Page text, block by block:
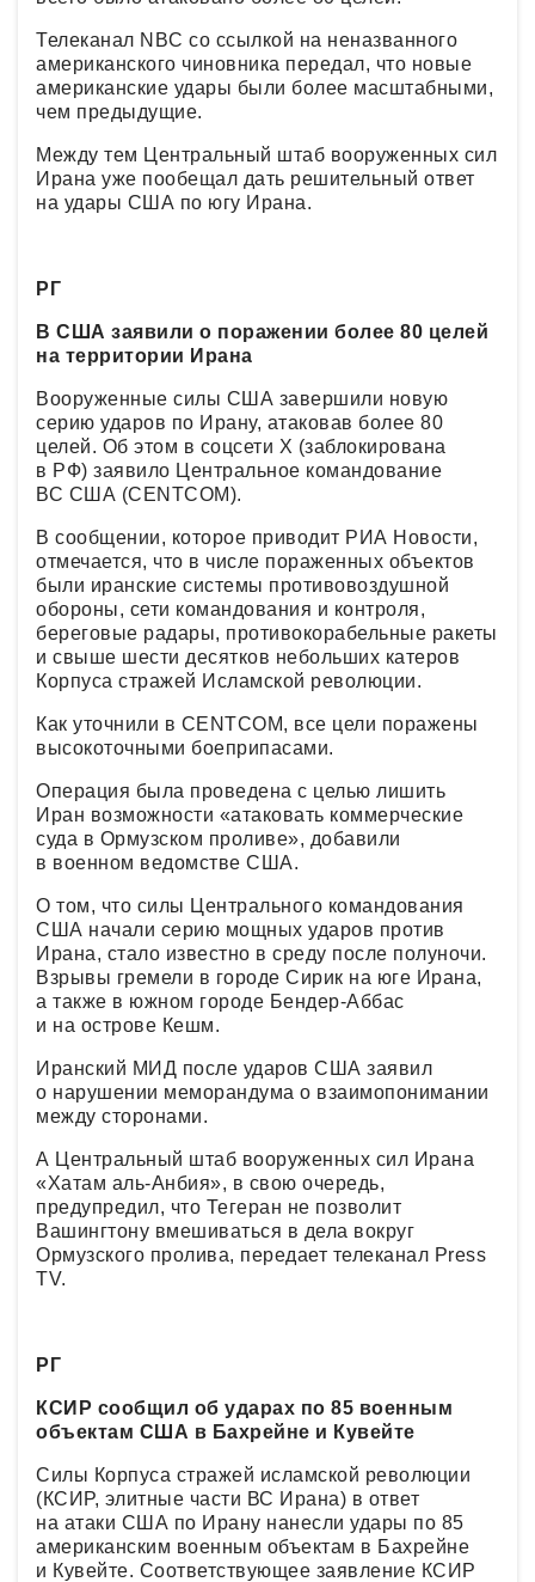
Телеканал NBC со ссылкой на неназванного
американского чиновника передал, что новые
американские удары были более масштабными,
чем предыдущие.
Между тем Центральный штаб вооруженных сил
Ирана уже пообещал дать решительный ответ
на удары США по югу Ирана.
РГ
В США заявили о поражении более 80 целей
на территории Ирана
Вооруженные силы США завершили новую
серию ударов по Ирану, атаковав более 80
целей. Об этом в соцсети Х (заблокирована
в РФ) заявило Центральное командование
ВС США (CENTCOM).
В сообщении, которое приводит РИА Новости,
отмечается, что в числе пораженных объектов
были иранские системы противовоздушной
обороны, сети командования и контроля,
береговые радары, противокорабельные ракеты
и свыше шести десятков небольших катеров
Корпуса стражей Исламской революции.
Как уточнили в CENTCOM, все цели поражены
высокоточными боеприпасами.
Операция была проведена с целью лишить
Иран возможности «атаковать коммерческие
суда в Ормузском проливе», добавили
в военном ведомстве США.
О том, что силы Центрального командования
США начали серию мощных ударов против
Ирана, стало известно в среду после полуночи.
Взрывы гремели в городе Сирик на юге Ирана,
а также в южном городе Бендер-Аббас
и на острове Кешм.
Иранский МИД после ударов США заявил
о нарушении меморандума о взаимопонимании
между сторонами.
А Центральный штаб вооруженных сил Ирана
«Хатам аль-Анбия», в свою очередь,
предупредил, что Тегеран не позволит
Вашингтону вмешиваться в дела вокруг
Ормузского пролива, передает телеканал Press
TV.
РГ
КСИР сообщил об ударах по 85 военным
объектам США в Бахрейне и Кувейте
Силы Корпуса стражей исламской революции
(КСИР, элитные части ВС Ирана) в ответ
на атаки США по Ирану нанесли удары по 85
американским военным объектам в Бахрейне
и Кувейте. Соответствующее заявление КСИР